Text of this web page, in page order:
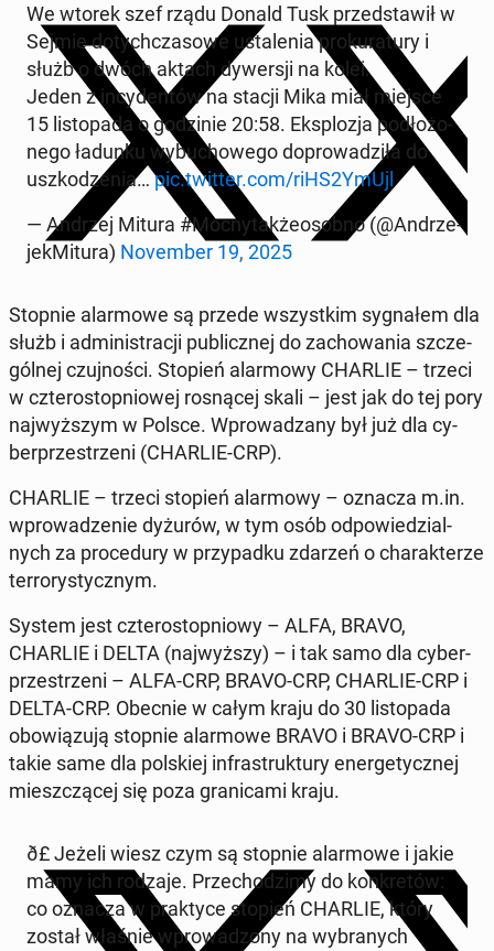
We wtorek szef rządu Donald Tusk przed­sta­wił w
Sejmie do­tych­cza­so­we usta­le­nia pro­ku­ra­tu­ry i
służb o dwóch aktach dy­wer­sji na kolei.
Jeden z in­cy­den­tów na stacji Mika miał miejsce
15 li­sto­pa­da o go­dzi­nie 20:58. Eks­plo­zja pod­ło­żo­
ne­go ładunku wy­bu­cho­we­go do­pro­wa­dzi­ła do
uszko­dze­nia…pic.twitter.com/riHS2YmUjl
— Andrzej Mitura #Moc­ny­tak­że­osob­no (@An­drze­
jek­Mi­tu­ra) No­vem­ber 19, 2025
Stopnie alar­mo­we są przede wszyst­kim sy­gna­łem dla
służb i ad­mi­ni­stra­cji pu­blicz­nej do za­cho­wa­nia szcze­
gól­nej czuj­no­ści. Stopień alar­mo­wy CHARLIE – trzeci
w czte­ro­stop­nio­wej ro­sną­cej skali – jest jak do tej pory
naj­wyż­szym w Polsce. Wpro­wa­dza­ny był już dla cy­
ber­prze­strze­ni (CHARLIE-CRP).
CHARLIE – trzeci stopień alar­mo­wy – oznacza m.in.
wpro­wa­dze­nie dyżurów, w tym osób od­po­wie­dzial­
nych za pro­ce­du­ry w przy­pad­ku zdarzeń o cha­rak­te­rze
ter­ro­ry­stycz­nym.
System jest czte­ro­stop­nio­wy – ALFA, BRAVO,
CHARLIE i DELTA (naj­wyż­szy) – i tak samo dla cy­ber­
prze­strze­ni – ALFA-CRP, BRAVO-CRP, CHARLIE-CRP i
DELTA-CRP. Obecnie w całym kraju do 30 li­sto­pa­da
obo­wią­zu­ją stopnie alar­mo­we BRAVO i BRAVO-CRP i
takie same dla pol­skiej in­fra­struk­tu­ry ener­ge­tycz­nej
miesz­czą­cej się poza gra­ni­ca­mi kraju.
ð£️ Jeżeli wiesz czym są stopnie alar­mo­we i jakie
mamy ich rodzaje. Prze­cho­dzi­my do kon­kre­tów:
co oznacza w prak­ty­ce stopień CHARLIE, który
został właśnie wpro­wa­dzo­ny na wy­bra­nych